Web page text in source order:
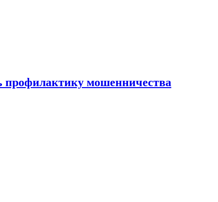
профилактику мошенничества